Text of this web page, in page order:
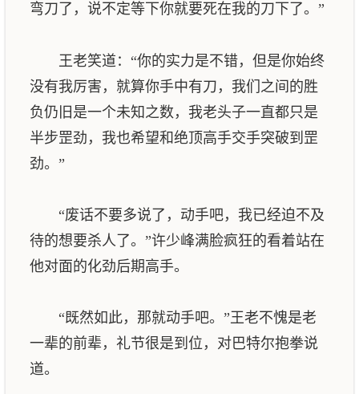
弯刀了，说不定等下你就要死在我的刀下了。”
王老笑道：“你的实力是不错，但是你始终
没有我厉害，就算你手中有刀，我们之间的胜
负仍旧是一个未知之数，我老头子一直都只是
半步罡劲，我也希望和绝顶高手交手突破到罡
劲。”
“废话不要多说了，动手吧，我已经迫不及
待的想要杀人了。”许少峰满脸疯狂的看着站在
他对面的化劲后期高手。
“既然如此，那就动手吧。”王老不愧是老
一辈的前辈，礼节很是到位，对巴特尔抱拳说
道。